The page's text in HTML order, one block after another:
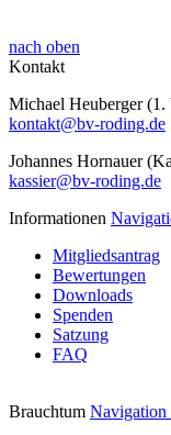
nach oben
Kontakt
Michael Heuberger (1.
kontakt@bv-roding.de
Johannes Hornauer
kassier@bv-roding.de
Informationen
Mitgliedsantrag
Bewertungen
Downloads
Spenden
Satzung
FAQ
Brauchtum Navigation